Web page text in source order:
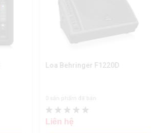
Loa Behringer F1220D
0 sản phẩm đã bán
Liên hệ